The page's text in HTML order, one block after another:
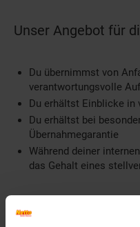
Unser Angebot für
Du übernimmst von
verantwortungsvolle
Du erhältst Einblicke in
Du erhältst bei
Übernahmegarantie
Während deiner
das Gehalt eines